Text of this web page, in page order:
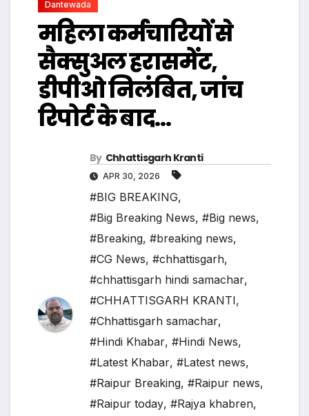
Dantewada
महिला कर्मचारियों से
सैक्सुअल हरासमेंट,
डीपीओ निलंबित, जांच
रिपोर्ट के बाद…
By Chhattisgarh Kranti
APR 30, 2026
#BIG BREAKING,
#Big Breaking News, #Big news,
#Breaking, #breaking news,
#CG News, #chhattisgarh,
#chhattisgarh hindi samachar,
#CHHATTISGARH KRANTI,
#Chhattisgarh samachar,
#Hindi Khabar, #Hindi News,
#Latest Khabar, #Latest news,
#Raipur Breaking, #Raipur news,
#Raipur today, #Rajya khabren,